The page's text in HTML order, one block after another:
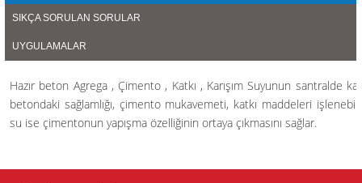
SIKÇA SORULAN SORULAR
UYGULAMALAR
Hazır beton Agrega , Çimento , Katkı , Karışım Suyunun santralde
betondaki sağlamlığı, çimento mukavemeti, katkı maddeleri
su ise çimentonun yapışma özelliğinin ortaya çıkmasını sağlar.